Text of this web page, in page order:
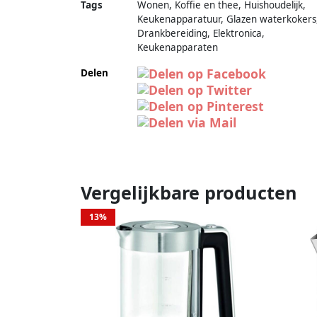
Tags
Wonen, Koffie en thee, Huishoudelijk,
Keukenapparatuur, Glazen
Drankbereiding, Elektronica,
Keukenapparaten
Delen
Vergelijkbare producten
13%